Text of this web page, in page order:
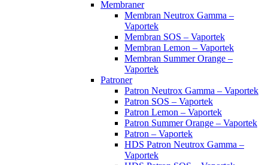
Membraner
Membran Neutrox Gamma –
Vaportek
Membran SOS – Vaportek
Membran Lemon – Vaportek
Membran Summer Orange –
Vaportek
Patroner
Patron Neutrox Gamma – Vaportek
Patron SOS – Vaportek
Patron Lemon – Vaportek
Patron Summer Orange – Vaportek
Patron – Vaportek
HDS Patron Neutrox Gamma –
Vaportek